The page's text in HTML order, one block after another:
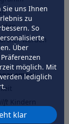
Sie uns Ihnen
zu
So
Über
möglich. Mit
lediglich
klar
werden
der Natur